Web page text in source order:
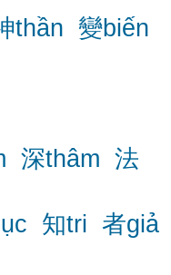
thần 變biến
深thâm 法
知tri 者giả